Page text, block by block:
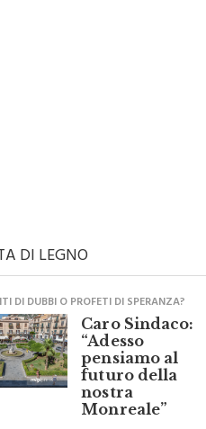
DI LEGNO
DI DUBBI O PROFETI DI SPERANZA?
Caro Sindaco:
“Adesso
pensiamo al
futuro della
nostra
Monreale”